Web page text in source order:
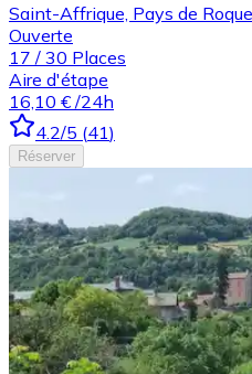
Saint-Affrique, Pays de
Ouverte
17 / 30 Places
Aire d'étape
16,10 € /24h
4.2/5 (41)
Réserver